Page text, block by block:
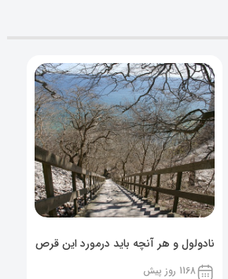
نادولول و هر آنچه باید درمورد این قرص
خوراکی بدانید!
1168 روز پیش